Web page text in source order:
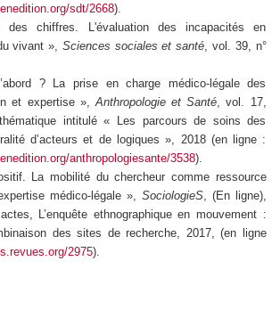
sdt/2668).
chiffres. L'évaluation des incapacités en
vivant », Sciences sociales et santé , vol. 39, n°
? La prise en charge médico-légale des
et expertise », Anthropologie et Santé , vol. 17,
intitulé « Les parcours de soins des
d’acteurs et de logiques », 2018 (en ligne :
anthropologiesante/3538).
La mobilité du chercheur comme ressource
médico-légale », SociologieS, (En ligne),
L’enquête ethnographique en mouvement :
des sites de recherche, 2017, (en ligne
2975).